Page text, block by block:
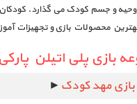
و جسم کودک می گذارد.
محصولات بازی و تجهیزات
بازی پلی اتیلن پارکی
بازی مهد کودک ►